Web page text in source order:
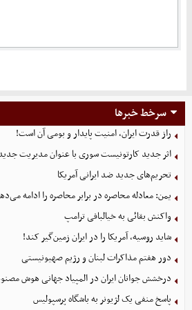
سرخط خبرها
راز قدرت ایران، امنیت پایدار و بومی آن است!
اثر جدید کارتونیست سوری با عنوان مدیریت
تحریم‌های جدید ضد ایرانی آمریکا
یمن: معادله محاصره در برابر محاصره را ادامه
واکنش بقائی به خیالبافی ترامپ
شاید روسیه، آمریکا را در ایران زمین‌گیر کند!
دور هفتم مذاکرات لبنان و رژیم صهیونیستی
درخشش جوانان ایران در المپیاد جهانی هوش
پاسخ منفی یک لژیونر به باشگاه پرسپولیس